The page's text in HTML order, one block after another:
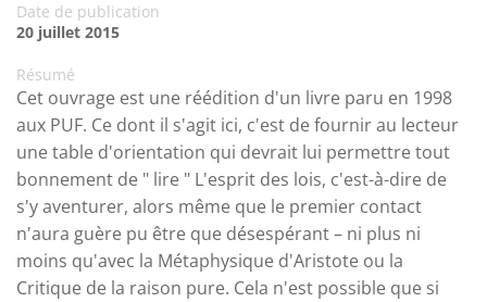
Date de publication
20 juillet 2015
Résumé
Cet ouvrage est une réédition d'un livre paru en 1998
aux PUF. Ce dont il s'agit ici, c'est de fournir au lecteur
une table d'orientation qui devrait lui permettre tout
bonnement de " lire " L'esprit des lois, c'est-à-dire de
s'y aventurer, alors même que le premier contact
n'aura guère pu être que désespérant – ni plus ni
moins qu'avec la Métaphysique d'Aristote ou la
Critique de la raison pure. Cela n'est possible que si